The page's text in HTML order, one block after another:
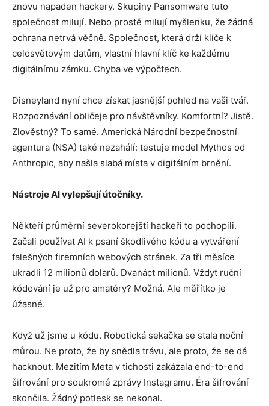
znovu napaden hackery. Skupiny Pansomware tuto
společnost milují. Nebo prostě milují myšlenku, že žádná
ochrana netrvá věčně. Společnost, která drží klíče k
celosvětovým datům, vlastní hlavní klíč ke každému
digitálnímu zámku. Chyba ve výpočtech.
Disneyland nyní chce získat jasnější pohled na vaši tvář.
Rozpoznávání obličeje pro návštěvníky. Komfortní? Jistě.
Zlověstný? To samé. Americká Národní bezpečnostní
agentura (NSA) také nezahálí: testuje model Mythos od
Anthropic, aby našla slabá místa v digitálním brnění.
Nástroje AI vylepšují útočníky.
Někteří průměrní severokorejští hackeři to pochopili.
Začali používat AI k psaní škodlivého kódu a vytváření
falešných firemních webových stránek. Za tři měsíce
ukradli 12 milionů dolarů. Dvanáct milionů. Vždyť ruční
kódování je už pro amatéry? Možná. Ale měřítko je
úžasné.
Když už jsme u kódu. Robotická sekačka se stala noční
můrou. Ne proto, že by snědla trávu, ale proto, že se dá
hacknout. Mezitím Meta v tichosti zakázala end-to-end
šifrování pro soukromé zprávy Instagramu. Éra šifrování
skončila. Žádný potlesk se nekonal.